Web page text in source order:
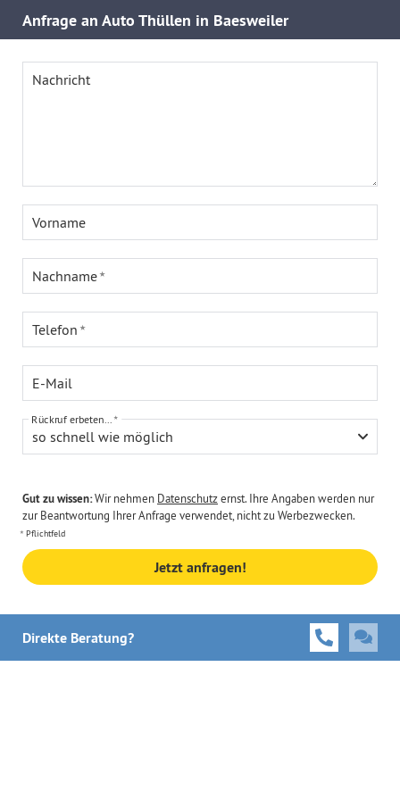
Anfrage an Auto Thüllen in Baesweiler
Nachricht
Vorname
Nachname
Telefon
E-Mail
so schnell wie möglich
Rückruf erbeten...
Gut zu wissen:Wir nehmen Datenschutzernst. Ihre Angaben werden nur
zur Beantwortung Ihrer Anfrage verwendet, nicht zu Werbezwecken.
Pflichtfeld
Jetzt anfragen!
Direkte Beratung?